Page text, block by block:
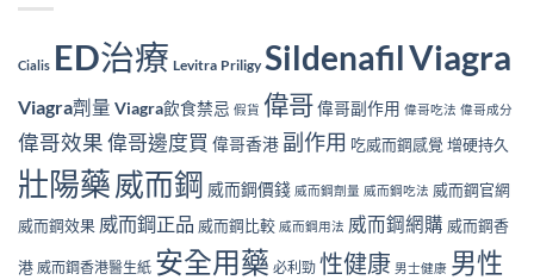
Cialis ED治療 Levitra Priligy SildenafilViagra
Viagra劑量 Viagra飲食禁忌 假貨 偉哥偉哥副作用 偉哥吃法 偉哥成分
偉哥效果偉哥邊度買 偉哥香港 副作用 吃威而鋼感覺 增硬持久
壯陽藥 威而鋼 威而鋼價錢 威而鋼劑量 威而鋼吃法 威而鋼官網
威而鋼效果 威而鋼正品 威而鋼比較 威而鋼用法 威而鋼網購 威而鋼香
港 威而鋼香港醫生紙 安全用藥 必利勁 性健康 男士健康 男性